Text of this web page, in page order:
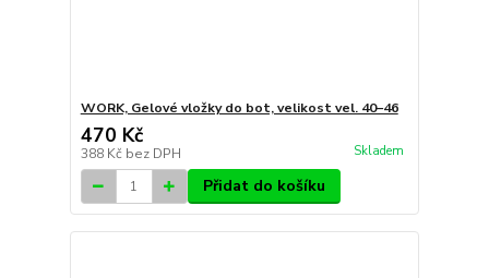
WORK, Gelové vložky do bot, velikost vel. 40–46
470 Kč
388 Kč bez DPH Skladem
Přidat do košíku